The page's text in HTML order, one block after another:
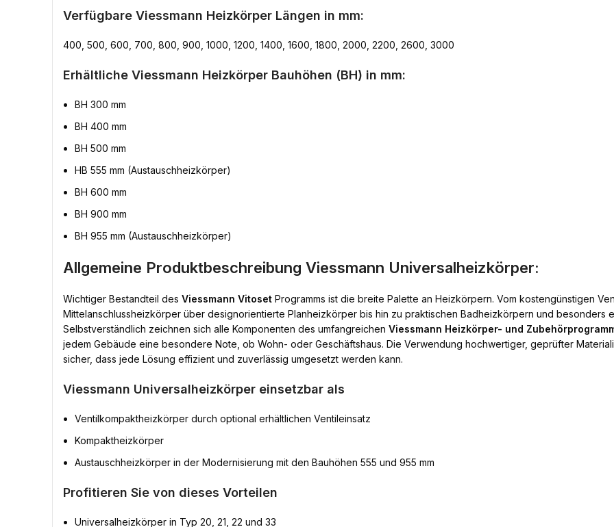
Verfügbare Viessmann Heizkörper Längen in mm:
400, 500, 600, 700, 800, 900, 1000, 1200, 1400, 1600, 1800, 2000, 2200, 2600, 3000
Erhältliche Viessmann Heizkörper Bauhöhen (BH) in mm:
BH 300 mm
BH 400 mm
BH 500 mm
HB 555 mm (Austauschheizkörper)
BH 600 mm
BH 900 mm
BH 955 mm (Austauschheizkörper)
Allgemeine Produktbeschreibung Viessmann Universalheizkörper:
Wichtiger Bestandteil des Viessmann Vitoset Programms ist die breite Palette an Heizkörpern. Vom kostengünstigen
Mittelanschlussheizkörper über designorientierte Planheizkörper bis hin zu praktischen Badheizkörpern und besonders
Selbstverständlich zeichnen sich alle Komponenten des umfangreichen Viessmann Heizkörper- und
jedem Gebäude eine besondere Note, ob Wohn- oder Geschäftshaus. Die Verwendung hochwertiger, geprüfter
sicher, dass jede Lösung effizient und zuverlässig umgesetzt werden kann.
Viessmann Universalheizkörper einsetzbar als
Ventilkompaktheizkörper durch optional erhältlichen Ventileinsatz
Kompaktheizkörper
Austauschheizkörper in der Modernisierung mit den Bauhöhen 555 und 955 mm
Profitieren Sie von dieses Vorteilen
Universalheizkörper in Typ 20, 21, 22 und 33